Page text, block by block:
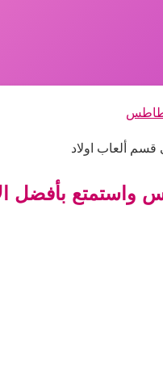
ألعاب اولاد
واستمتع بأفضل